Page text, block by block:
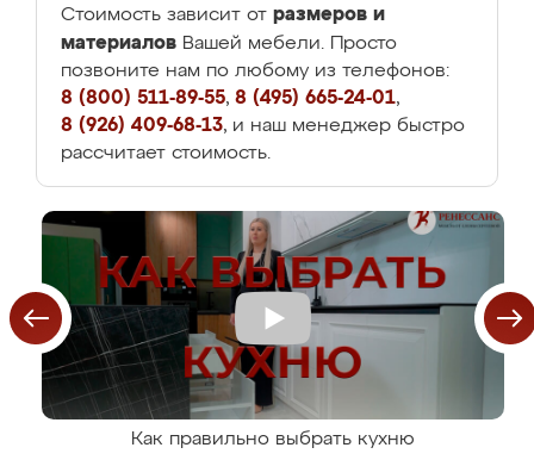
Стоимость зависит от размеров и
материалов Вашей мебели. Просто
позвоните нам по любому из телефонов:
8 (800) 511-89-55, 8 (495) 665-24-01,
8 (926) 409-68-13, и наш менеджер быстро
рассчитает стоимость.
Как правильно выбрать кухню